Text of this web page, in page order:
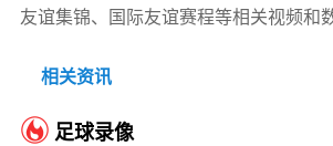
友谊集锦、国际友谊赛程等相关视频和
相关资讯
足球录像